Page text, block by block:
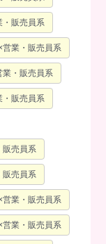
・販売員系
営業・販売員系
業・販売員系
・販売員系
販売員系
販売員系
業・販売員系
業・販売員系